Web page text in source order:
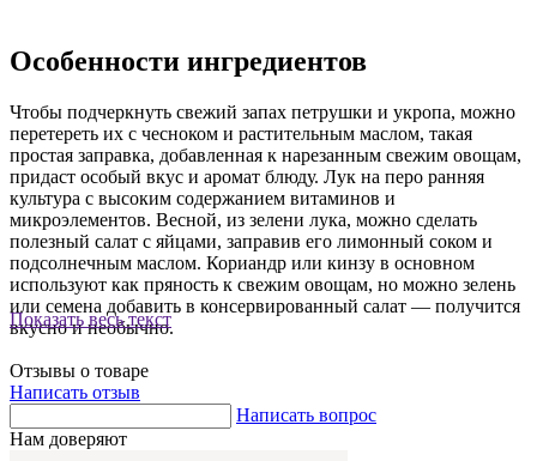
Показать весь текст
Особенности ингредиентов
Чтобы подчеркнуть свежий запах петрушки и укропа, можно
перетереть их с чесноком и растительным маслом, такая
простая заправка, добавленная к нарезанным свежим овощам,
придаст особый вкус и аромат блюду. Лук на перо ранняя
культура с высоким содержанием витаминов и
микроэлементов. Весной, из зелени лука, можно сделать
полезный салат с яйцами, заправив его лимонный соком и
подсолнечным маслом. Кориандр или кинзу в основном
используют как пряность к свежим овощам, но можно зелень
или семена добавить в консервированный салат — получится
вкусно и необычно.
Отзывы о товаре
Написать отзыв
Написать вопрос
Нам доверяют